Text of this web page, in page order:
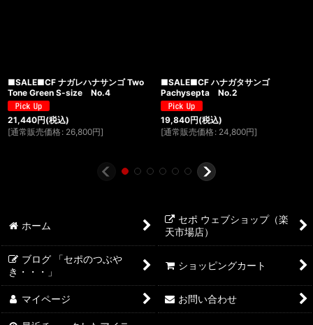
■SALE■CF ナガレハナサンゴ Two
Tone Green S-size No.4
21,440円(税込)
[通常販売価格 : 26,800円]
■SALE■CF ハナガタサンゴ
Pachysepta No.2
19,840円(税込)
[通常販売価格 : 24,800円]
ホーム
セポ ウェブショップ（楽
天市場店）
ブログ 「セポのつぶや
き・・・」
ショッピングカート
マイページ お問い合わせ